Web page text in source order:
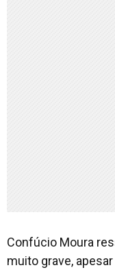
Confúcio Moura
muito grave,